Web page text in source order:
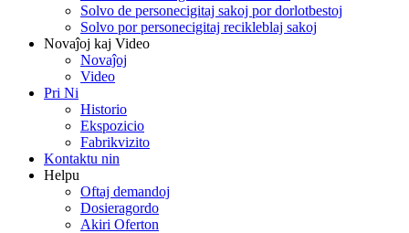
Solvo de personecigitaj sakoj por dorlotbestoj
Solvo por personecigitaj recikleblaj sakoj
Novaĵoj kaj Video
Novaĵoj
Video
Pri Ni
Historio
Ekspozicio
Fabrikvizito
Kontaktu nin
Helpu
Oftaj demandoj
Dosieragordo
Akiri Oferton